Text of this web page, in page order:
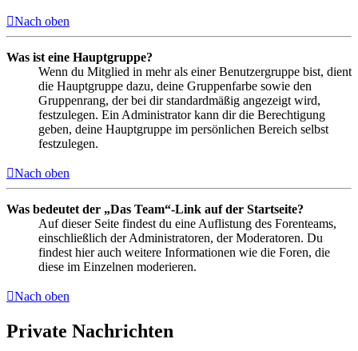
Nach oben
Was ist eine Hauptgruppe?
Wenn du Mitglied in mehr als einer Benutzergruppe bist, dient
die Hauptgruppe dazu, deine Gruppenfarbe sowie den
Gruppenrang, der bei dir standardmäßig angezeigt wird,
festzulegen. Ein Administrator kann dir die Berechtigung
geben, deine Hauptgruppe im persönlichen Bereich selbst
festzulegen.
Nach oben
Was bedeutet der „Das Team“-Link auf der Startseite?
Auf dieser Seite findest du eine Auflistung des Forenteams,
einschließlich der Administratoren, der Moderatoren. Du
findest hier auch weitere Informationen wie die Foren, die
diese im Einzelnen moderieren.
Nach oben
Private Nachrichten